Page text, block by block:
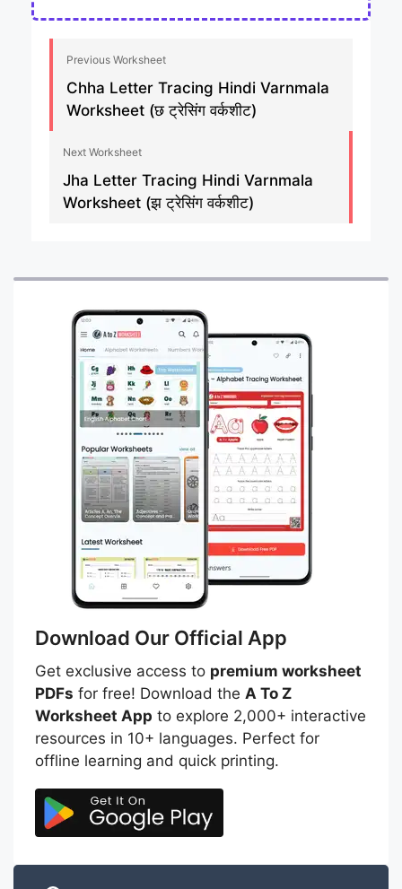
Previous Worksheet
Chha Letter Tracing Hindi Varnmala
Worksheet (छ ट्रेसिंग वर्कशीट)
Next Worksheet
Jha Letter Tracing Hindi Varnmala
Worksheet (झ ट्रेसिंग वर्कशीट)
Download Our Official App
Get exclusive access to premium worksheet
PDFs for free! Download the A To Z
Worksheet App to explore 2,000+ interactive
resources in 10+ languages. Perfect for
offline learning and quick printing.